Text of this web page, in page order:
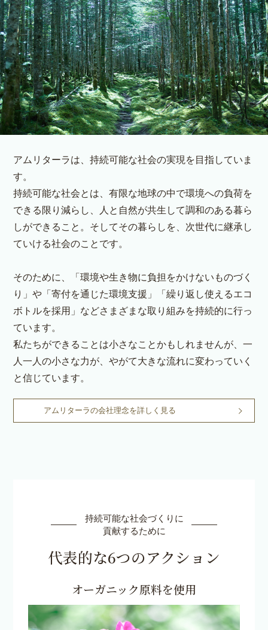
アムリターラは、持続可能な社会の実現を目指していま
す。
持続可能な社会とは、有限な地球の中で環境への負荷を
できる限り減らし、
人と自然が共生して調和のある暮ら
しができること。そしてその暮らしを、 次世代に継承し
ていける社会のことです。
そのために、「環境や生き物に負担をかけないものづく
り」や「寄付を通じた環境支援」「繰り返し使えるエコ
ボトルを採用」などさまざまな取り組みを持続的に行っ
ています。
私たちができることは小さなことかもしれませんが、一
人一人の小さな力が、やがて大きな流れに変わっていく
と信じています。
アムリターラの会社理念を詳しく見る
持続可能な社会づくりに
貢献するために
代表的な6つのアクション
オーガニック原料を使用